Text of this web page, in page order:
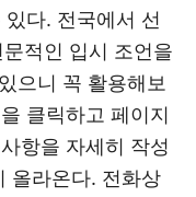
다. 전국에서 선
적인 입시 조언을
으니 꼭 활용해보
클릭하고 페이지
항을 자세히 작성
올라온다. 전화상